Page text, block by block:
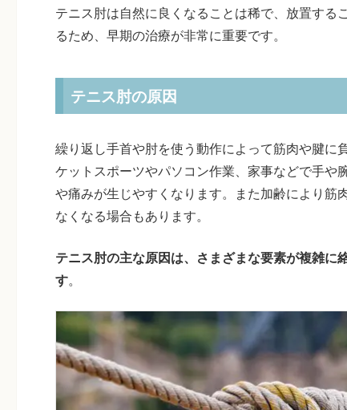
テニス肘は自然に良くなることは稀で、放置する
るため、早期の治療が非常に重要です。
テニス肘の原因
繰り返し手首や肘を使う動作によって筋肉や腱に
ケットスポーツやパソコン作業、家事などで手や
や痛みが生じやすくなります。また加齢により筋
なくなる場合もあります。
テニス肘の主な原因は、さまざまな要素が複雑に
す。